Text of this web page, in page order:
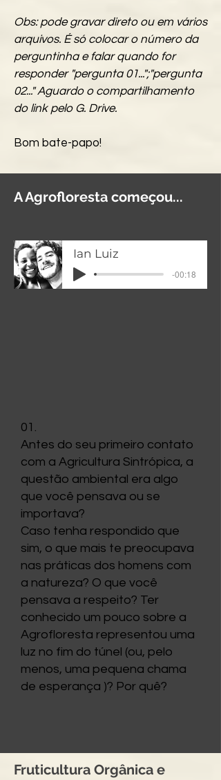
Obs: pode gravar direto ou em vários
arquivos. É só colocar o número da
perguntinha e falar quando for
responder "pergunta 01...";"pergunta
02..." Aguardo o compartilhamento
do link pelo G. Drive.
Bom bate-papo!
A Agrofloresta começou...
Ian Luiz
-00:18
01.
Antes do seu primeiro contato
com a Agricultura Sintrópica, a
questão ambiental era algo
que você pensava ou se
importava?
Caso tenha respondido que
sim, o que mais te preocupava
nas práticas dos homens com
a natureza? O que você
pensava a respeito? Ter
conhecido um pouco sobre a
Agrofloresta representou uma
luz no fim do túnel (ou, pelo
menos, uma pequena chama
de esperança )? Por quê?
Fruticultura Orgânica e